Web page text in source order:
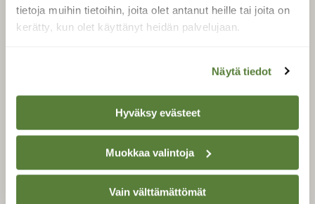
tietoja muihin tietoihin, joita olet antanut heille tai joita on
kerätty, kun olet käyttänyt heidän palvelujaan.
Näytä tiedot
Hyväksy evästeet
Muokkaa valintoja
Vain välttämättömät
Tilaa digilukuoikeus
Äänestä parasta juttua
SUOMEN LUONNON­
SUOJELU­LIITTO
Suomen Luonto -lehden
kustantaja onSuomen